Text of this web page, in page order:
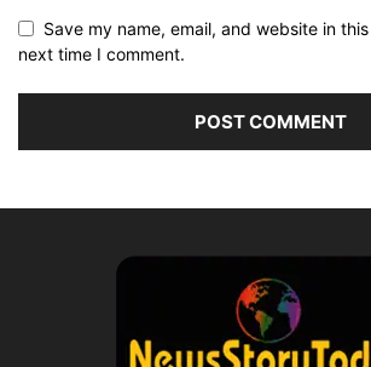
Save my name, email, and website in
next time I comment.